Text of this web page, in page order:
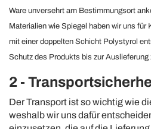
Ware unversehrt am Bestimmungsort
Materialien wie Spiegel haben wir uns
mit einer doppelten Schicht Polystyrol
Schutz des Produkts bis zur Auslieferung
2 -
Der Transport ist so wichtig wie
weshalb wir uns dafür